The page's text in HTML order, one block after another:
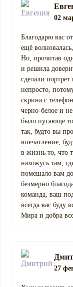
02
Благодарю вас
ещё
Но, прочитав
и решила
сделали
непросто,
скрина с
черно-белое и
было пугающе
так, будто вы
впечатление,
в жизнь то, что
нахожусь там,
помешало вам
безмерно
команда, ваш
всегда вас буду
Мира и добра
27